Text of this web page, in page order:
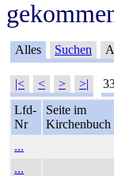
Alles Suchen
|< < > >|
Lfd-
Nr
Seite im
Kirchenbuch
...
...